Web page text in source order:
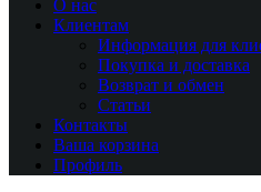
О нас
Клиентам
Информация для
Покупка и доставка
Возврат и обмен
Статьи
Контакты
Ваша корзина
Профиль